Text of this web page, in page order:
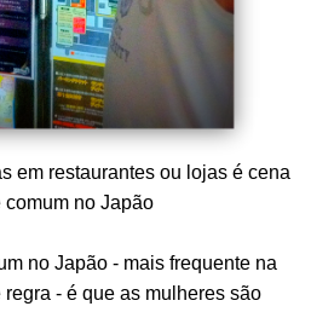
em restaurantes ou lojas é cena
comum no Japão
no Japão - mais frequente na
- é que as mulheres são